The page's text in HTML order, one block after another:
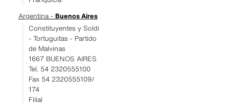
Argentina - Buenos Aires
Constituyentes y Soldi
- Tortuguitas - Partido
de Malvinas
1667 BUENOS AIRES
Tel. 54 2320555100
Fax 54 2320555109/
174
Filial